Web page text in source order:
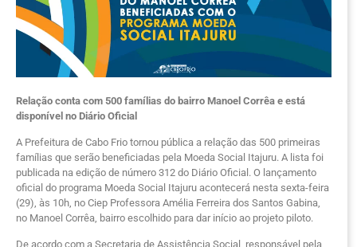
Relação conta com 500 famílias do bairro Manoel Corrêa e está
disponível no Diário Oficial
A Prefeitura de Cabo Frio tornou pública a relação das 500 primeiras
famílias que serão beneficiadas pela Moeda Social Itajuru. A lista foi
publicada na edição de número 312 do Diário Oficial. O lançamento
oficial do programa Moeda Social Itajuru acontecerá nesta sexta-feira
(29), às 10h, no Ciep Professora Amélia Ferreira dos Santos Gabina,
no Manoel Corrêa, bairro escolhido para dar início ao projeto piloto.
De acordo com a Secretaria de Assistência Social, responsável pela